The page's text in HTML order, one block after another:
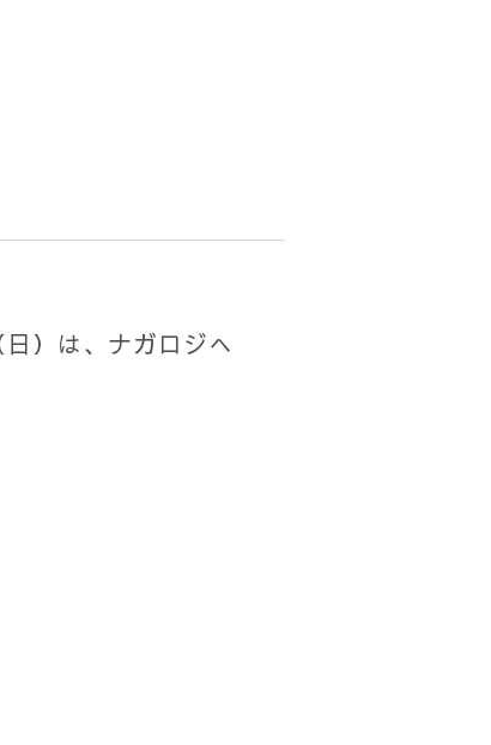
）は、ナガロジへ